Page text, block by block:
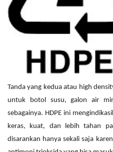
Tanda yang kedua atau high
untuk botol susu, galon air
sebagainya. HDPE ini
keras, kuat, dan lebih tahan
disarankan hanya sekali saja